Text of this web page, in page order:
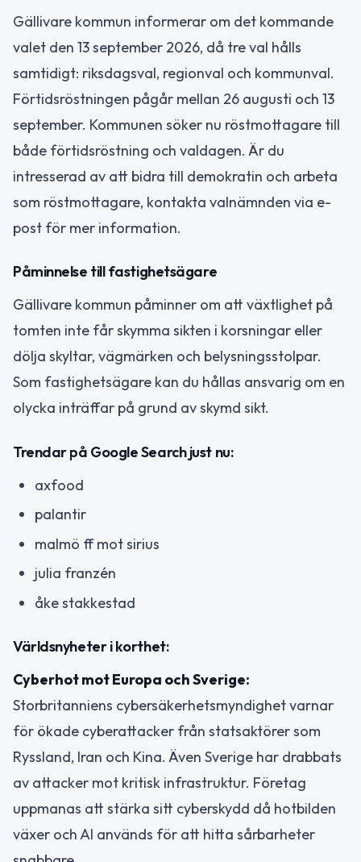
Gällivare kommun informerar om det kommande
valet den 13 september 2026, då tre val hålls
samtidigt: riksdagsval, regionval och kommunval.
Förtidsröstningen pågår mellan 26 augusti och 13
september. Kommunen söker nu röstmottagare till
både förtidsröstning och valdagen. Är du
intresserad av att bidra till demokratin och arbeta
som röstmottagare, kontakta valnämnden via e-
post för mer information.
Påminnelse till fastighetsägare
Gällivare kommun påminner om att växtlighet på
tomten inte får skymma sikten i korsningar eller
dölja skyltar, vägmärken och belysningsstolpar.
Som fastighetsägare kan du hållas ansvarig om en
olycka inträffar på grund av skymd sikt.
Trendar på Google Search just nu:
axfood
palantir
malmö ff mot sirius
julia franzén
åke stakkestad
Världsnyheter i korthet:
Cyberhot mot Europa och Sverige:
Storbritanniens cybersäkerhetsmyndighet varnar
för ökade cyberattacker från statsaktörer som
Ryssland, Iran och Kina. Även Sverige har drabbats
av attacker mot kritisk infrastruktur. Företag
uppmanas att stärka sitt cyberskydd då hotbilden
växer och AI används för att hitta sårbarheter